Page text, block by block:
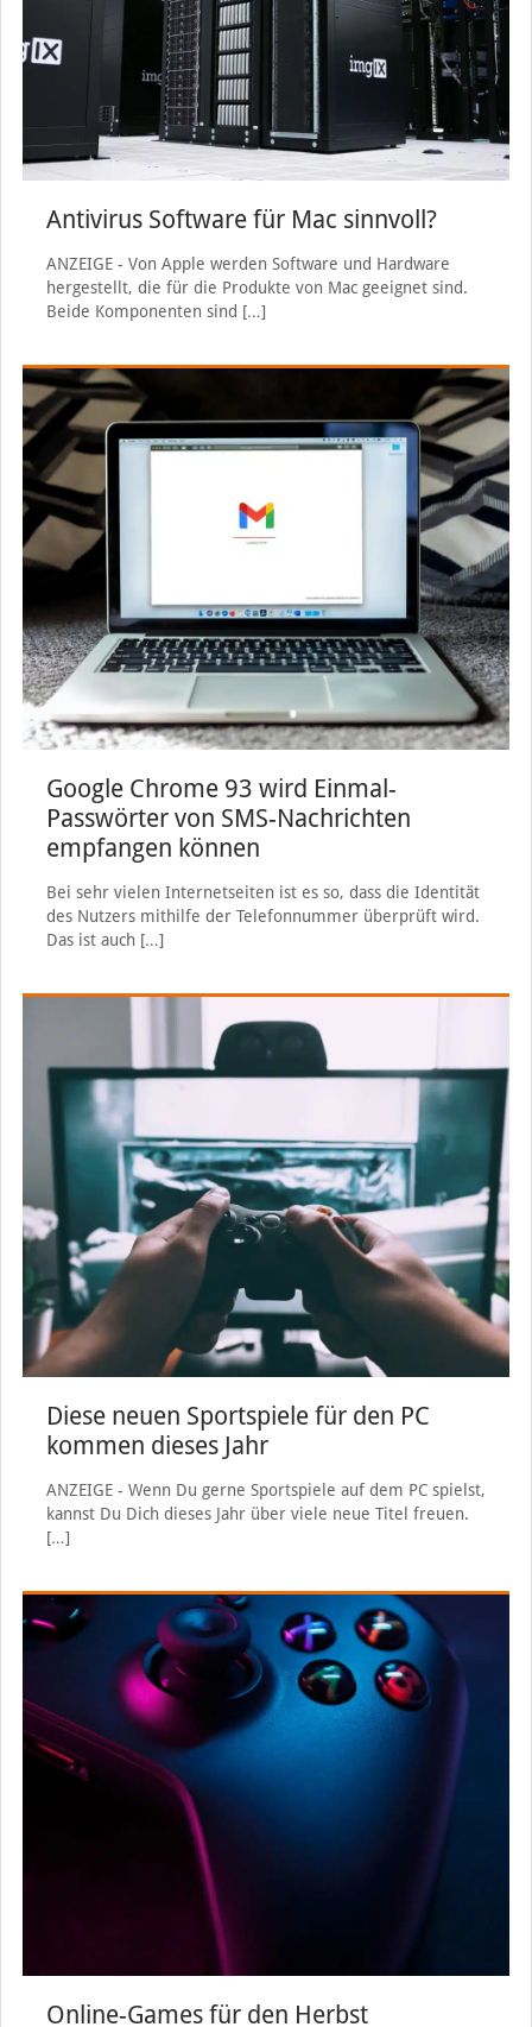
Antivirus Software für Mac sinnvoll?
ANZEIGE - Von Apple werden Software und Hardware
hergestellt, die für die Produkte von Mac geeignet sind.
Beide Komponenten sind […]
Google Chrome 93 wird Einmal-
Passwörter von SMS-Nachrichten
empfangen können
Bei sehr vielen Internetseiten ist es so, dass die Identität
des Nutzers mithilfe der Telefonnummer überprüft wird.
Das ist auch […]
Diese neuen Sportspiele für den PC
kommen dieses Jahr
ANZEIGE - Wenn Du gerne Sportspiele auf dem PC spielst,
kannst Du Dich dieses Jahr über viele neue Titel freuen.
[…]
Online-Games für den Herbst